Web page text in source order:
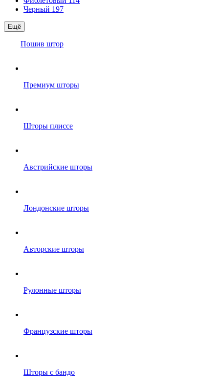
Черный 197
Ещё
Пошив штор
Премиум шторы
Шторы плиссе
Австрийские шторы
Лондонские шторы
Авторские шторы
Рулонные шторы
Французские шторы
Шторы с бандо